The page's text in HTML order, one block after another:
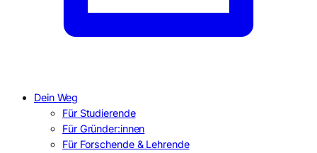
Dein Weg
Für Studierende
Für Gründer:innen
Für Forschende & Lehrende